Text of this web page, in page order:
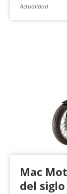
Actualidad
Mac
del siglo